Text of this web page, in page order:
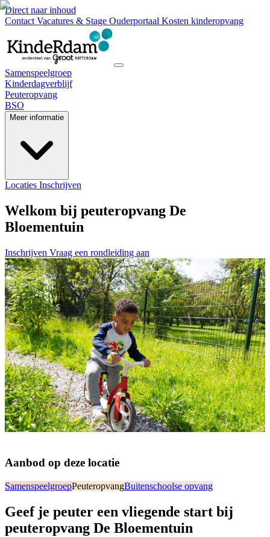
Direct naar inhoud
Contact Vacatures & Stage Ouderportaal Kosten kinderopvang
Samenspeelgroep
Kinderdagverblijf
Peuteropvang
BSO
Meer informatie
Locaties Inschrijven
Welkom bij peuteropvang De
Bloementuin
Inschrijven Vraag een rondleiding aan
Aanbod op deze locatie
SamenspeelgroepPeuteropvangBuitenschoolse opvang
Geef je peuter een vliegende start bij
peuteropvang De Bloementuin